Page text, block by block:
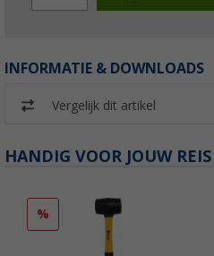
INFORMATIE & DOWNLOADS
Vergelijk dit artikel
HANDIG VOOR JOUW REIS
%